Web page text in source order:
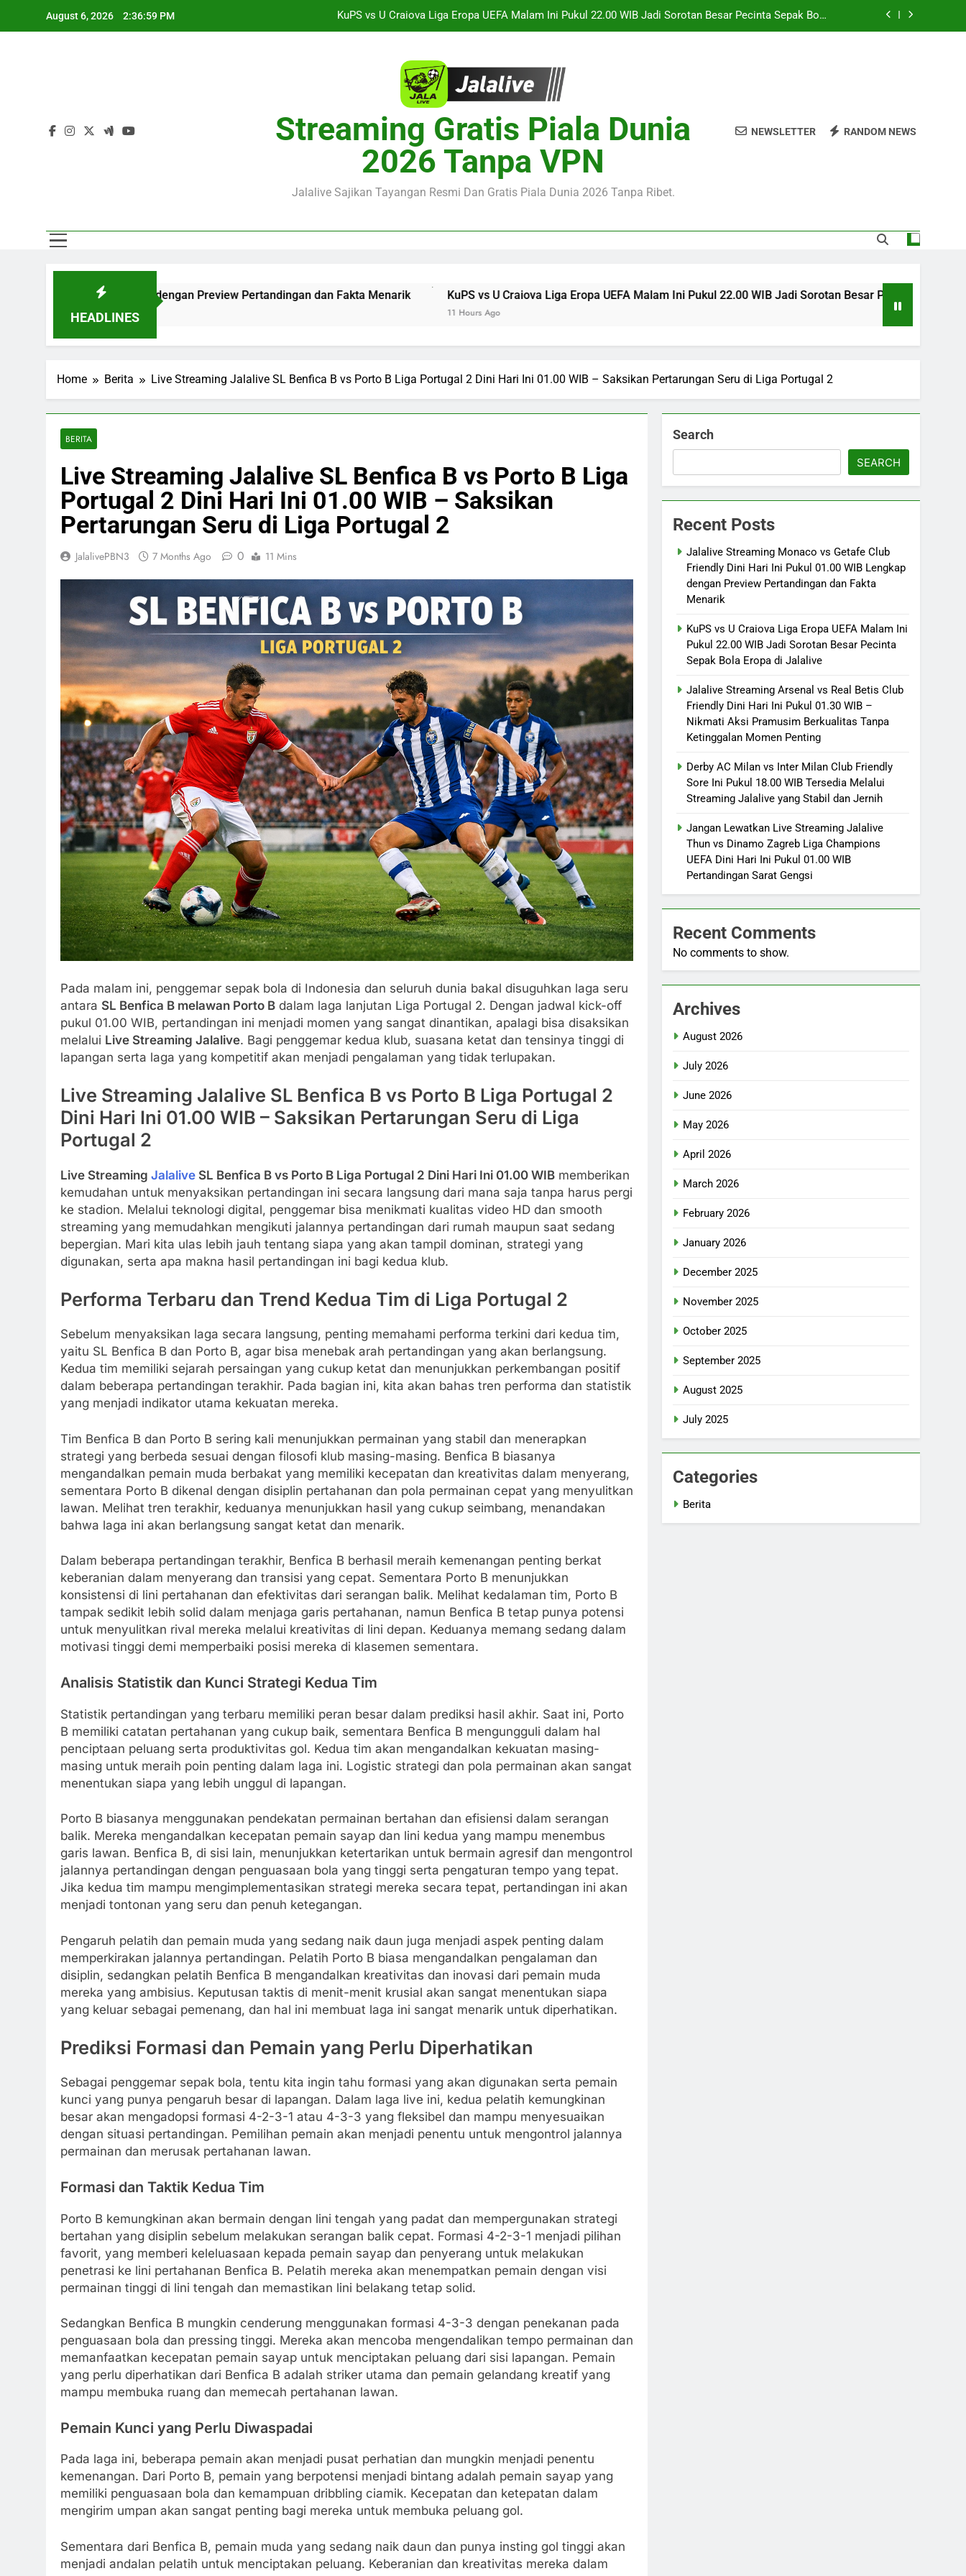
August 6, 2026 2:37:00 PM
Jalalive Streaming Arsenal vs Real Betis Club Friendly Dini Hari Ini Pukul 01.30 WIB – Nikmati Aksi
Jalalive Streaming Monaco vs Getafe Club Friendly Dini Hari Ini Pukul 01.00 WIB Lengkap dengan Preview
KuPS vs U Craiova Liga Eropa UEFA Malam Ini Pukul 22.00 WIB Jadi Sorotan Besar Pecinta Sepak Bola
Jalalive Streaming Arsenal vs Real Betis Club Friendly Dini Hari Ini Pukul 01.30 WIB – Nikmati Aksi
Pramusim Berkualitas Tanpa Ketinggalan Momen Penting
Derby AC Milan vs Inter Milan Club Friendly Sore Ini Pukul 18.00 WIB Tersedia Melalui Streaming Jalalive
Streaming Gratis Piala Dunia
2026 Tanpa VPN
Jalalive Sajikan Tayangan Resmi Dan Gratis Piala Dunia 2026 Tanpa Ribet.
NEWSLETTER RANDOM NEWS
HEADLINES
Lengkap dengan Preview Pertandingan dan Fakta Menarik KuPS vs U Craiova Liga Eropa UEFA Malam Ini Pukul 22.00 WIB Jadi Sorotan Besar Pecinta Sepak Bola Eropa di
Home Berita Live Streaming Jalalive SL Benfica B vs Porto B Liga Portugal 2 Dini Hari Ini 01.00 WIB – Saksikan Pertarungan Seru di Liga Portugal 2
BERITA
Live Streaming Jalalive SL Benfica B vs Porto B Liga
Portugal 2 Dini Hari Ini 01.00 WIB – Saksikan
Pertarungan Seru di Liga Portugal 2
JalalivePBN3 7 Months Ago 0 11 Mins
Pada malam ini, penggemar sepak bola di Indonesia dan seluruh dunia bakal disuguhkan laga seru
antara SL Benfica B melawan Porto B dalam laga lanjutan Liga Portugal 2. Dengan jadwal kick-off
pukul 01.00 WIB, pertandingan ini menjadi momen yang sangat dinantikan, apalagi bisa disaksikan
melalui Live Streaming Jalalive. Bagi penggemar kedua klub, suasana ketat dan tensinya tinggi di
lapangan serta laga yang kompetitif akan menjadi pengalaman yang tidak terlupakan.
Live Streaming Jalalive SL Benfica B vs Porto B Liga Portugal 2
Dini Hari Ini 01.00 WIB – Saksikan Pertarungan Seru di Liga
Portugal 2
Live Streaming Jalalive SL Benfica B vs Porto B Liga Portugal 2 Dini Hari Ini 01.00 WIB memberikan
kemudahan untuk menyaksikan pertandingan ini secara langsung dari mana saja tanpa harus pergi
ke stadion. Melalui teknologi digital, penggemar bisa menikmati kualitas video HD dan smooth
streaming yang memudahkan mengikuti jalannya pertandingan dari rumah maupun saat sedang
bepergian. Mari kita ulas lebih jauh tentang siapa yang akan tampil dominan, strategi yang
digunakan, serta apa makna hasil pertandingan ini bagi kedua klub.
Performa Terbaru dan Trend Kedua Tim di Liga Portugal 2
Sebelum menyaksikan laga secara langsung, penting memahami performa terkini dari kedua tim,
yaitu SL Benfica B dan Porto B, agar bisa menebak arah pertandingan yang akan berlangsung.
Kedua tim memiliki sejarah persaingan yang cukup ketat dan menunjukkan perkembangan positif
dalam beberapa pertandingan terakhir. Pada bagian ini, kita akan bahas tren performa dan statistik
yang menjadi indikator utama kekuatan mereka.
Tim Benfica B dan Porto B sering kali menunjukkan permainan yang stabil dan menerapkan
strategi yang berbeda sesuai dengan filosofi klub masing-masing. Benfica B biasanya
mengandalkan pemain muda berbakat yang memiliki kecepatan dan kreativitas dalam menyerang,
sementara Porto B dikenal dengan disiplin pertahanan dan pola permainan cepat yang menyulitkan
lawan. Melihat tren terakhir, keduanya menunjukkan hasil yang cukup seimbang, menandakan
bahwa laga ini akan berlangsung sangat ketat dan menarik.
Dalam beberapa pertandingan terakhir, Benfica B berhasil meraih kemenangan penting berkat
keberanian dalam menyerang dan transisi yang cepat. Sementara Porto B menunjukkan
konsistensi di lini pertahanan dan efektivitas dari serangan balik. Melihat kedalaman tim, Porto B
tampak sedikit lebih solid dalam menjaga garis pertahanan, namun Benfica B tetap punya potensi
untuk menyulitkan rival mereka melalui kreativitas di lini depan. Keduanya memang sedang dalam
motivasi tinggi demi memperbaiki posisi mereka di klasemen sementara.
Analisis Statistik dan Kunci Strategi Kedua Tim
Statistik pertandingan yang terbaru memiliki peran besar dalam prediksi hasil akhir. Saat ini, Porto
B memiliki catatan pertahanan yang cukup baik, sementara Benfica B mengungguli dalam hal
penciptaan peluang serta produktivitas gol. Kedua tim akan mengandalkan kekuatan masing-
masing untuk meraih poin penting dalam laga ini. Logistic strategi dan pola permainan akan sangat
menentukan siapa yang lebih unggul di lapangan.
Porto B biasanya menggunakan pendekatan permainan bertahan dan efisiensi dalam serangan
balik. Mereka mengandalkan kecepatan pemain sayap dan lini kedua yang mampu menembus
garis lawan. Benfica B, di sisi lain, menunjukkan ketertarikan untuk bermain agresif dan mengontrol
jalannya pertandingan dengan penguasaan bola yang tinggi serta pengaturan tempo yang tepat.
Jika kedua tim mampu mengimplementasikan strategi mereka secara tepat, pertandingan ini akan
menjadi tontonan yang seru dan penuh ketegangan.
Pengaruh pelatih dan pemain muda yang sedang naik daun juga menjadi aspek penting dalam
memperkirakan jalannya pertandingan. Pelatih Porto B biasa mengandalkan pengalaman dan
disiplin, sedangkan pelatih Benfica B mengandalkan kreativitas dan inovasi dari pemain muda
mereka yang ambisius. Keputusan taktis di menit-menit krusial akan sangat menentukan siapa
yang keluar sebagai pemenang, dan hal ini membuat laga ini sangat menarik untuk diperhatikan.
Prediksi Formasi dan Pemain yang Perlu Diperhatikan
Sebagai penggemar sepak bola, tentu kita ingin tahu formasi yang akan digunakan serta pemain
kunci yang punya pengaruh besar di lapangan. Dalam laga live ini, kedua pelatih kemungkinan
besar akan mengadopsi formasi 4-2-3-1 atau 4-3-3 yang fleksibel dan mampu menyesuaikan
dengan situasi pertandingan. Pemilihan pemain akan menjadi penentu untuk mengontrol jalannya
permainan dan merusak pertahanan lawan.
Formasi dan Taktik Kedua Tim
Porto B kemungkinan akan bermain dengan lini tengah yang padat dan mempergunakan strategi
bertahan yang disiplin sebelum melakukan serangan balik cepat. Formasi 4-2-3-1 menjadi pilihan
favorit, yang memberi keleluasaan kepada pemain sayap dan penyerang untuk melakukan
penetrasi ke lini pertahanan Benfica B. Pelatih mereka akan menempatkan pemain dengan visi
permainan tinggi di lini tengah dan memastikan lini belakang tetap solid.
Sedangkan Benfica B mungkin cenderung menggunakan formasi 4-3-3 dengan penekanan pada
penguasaan bola dan pressing tinggi. Mereka akan mencoba mengendalikan tempo permainan dan
memanfaatkan kecepatan pemain sayap untuk menciptakan peluang dari sisi lapangan. Pemain
yang perlu diperhatikan dari Benfica B adalah striker utama dan pemain gelandang kreatif yang
mampu membuka ruang dan memecah pertahanan lawan.
Pemain Kunci yang Perlu Diwaspadai
Pada laga ini, beberapa pemain akan menjadi pusat perhatian dan mungkin menjadi penentu
kemenangan. Dari Porto B, pemain yang berpotensi menjadi bintang adalah pemain sayap yang
memiliki penguasaan bola dan kemampuan dribbling ciamik. Kecepatan dan ketepatan dalam
mengirim umpan akan sangat penting bagi mereka untuk membuka peluang gol.
Sementara dari Benfica B, pemain muda yang sedang naik daun dan punya insting gol tinggi akan
menjadi andalan pelatih untuk menciptakan peluang. Keberanian dan kreativitas mereka dalam
Search
SEARCH
Recent Posts
Jalalive Streaming Monaco vs Getafe Club
Friendly Dini Hari Ini Pukul 01.00 WIB Lengkap
dengan Preview Pertandingan dan Fakta
Menarik
KuPS vs U Craiova Liga Eropa UEFA Malam Ini
Pukul 22.00 WIB Jadi Sorotan Besar Pecinta
Sepak Bola Eropa di Jalalive
Jalalive Streaming Arsenal vs Real Betis Club
Friendly Dini Hari Ini Pukul 01.30 WIB –
Nikmati Aksi Pramusim Berkualitas Tanpa
Ketinggalan Momen Penting
Derby AC Milan vs Inter Milan Club Friendly
Sore Ini Pukul 18.00 WIB Tersedia Melalui
Streaming Jalalive yang Stabil dan Jernih
Jangan Lewatkan Live Streaming Jalalive
Thun vs Dinamo Zagreb Liga Champions
UEFA Dini Hari Ini Pukul 01.00 WIB
Pertandingan Sarat Gengsi
Recent Comments
No comments to show.
Archives
August 2026
July 2026
June 2026
May 2026
April 2026
March 2026
February 2026
January 2026
December 2025
November 2025
October 2025
September 2025
August 2025
July 2025
Categories
Berita